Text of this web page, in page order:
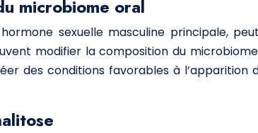
microbiome oral
sexuelle masculine principale,
modifier la composition du
des conditions favorables à